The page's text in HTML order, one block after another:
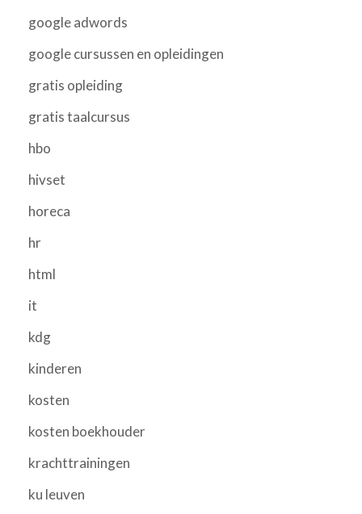
google adwords
google cursussen en opleidingen
gratis opleiding
gratis taalcursus
hbo
hivset
horeca
hr
html
it
kdg
kinderen
kosten
kosten boekhouder
krachttrainingen
ku leuven